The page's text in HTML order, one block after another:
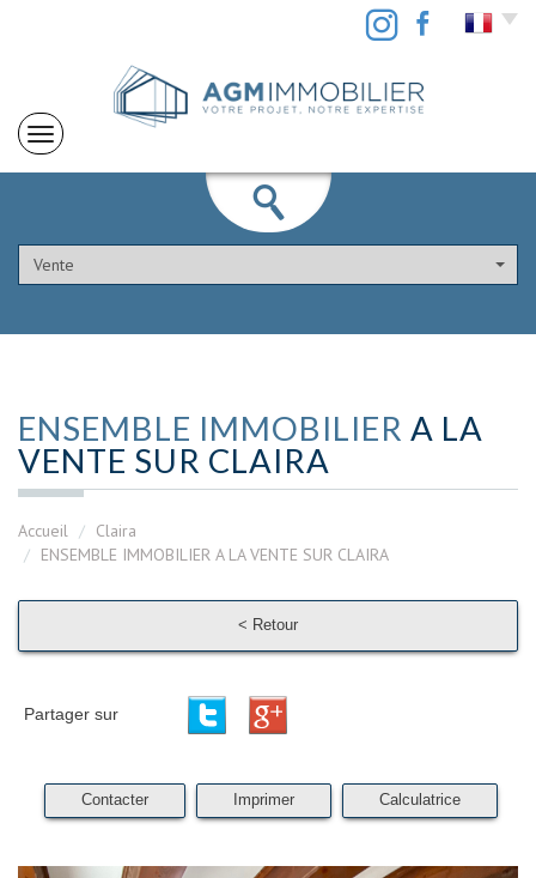
Vente
ENSEMBLE IMMOBILIER A LA
VENTE SUR CLAIRA
Accueil
Claira
ENSEMBLE IMMOBILIER A LA VENTE SUR CLAIRA
< Retour
Partager sur
Contacter Imprimer Calculatrice